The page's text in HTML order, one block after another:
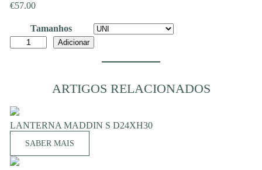
€57.00
Tamanhos
Quantidade
ROUND
M
Adicionar
ARTIGOS RELACIONADOS
LANTERNA MADDIN S D24XH30
SABER MAIS